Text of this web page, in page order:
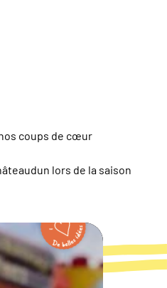
coups de cœur
lors de la saison